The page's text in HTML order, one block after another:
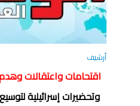
أرشيف
اقتحامات واعتقالات
وتحضيرات إسرائيلية